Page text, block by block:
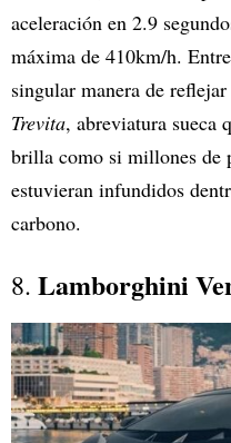
aceleración en 2.9
máxima de 410km/h.
singular manera de
Trevita, abreviatura sueca
brilla como si millones de
estuvieran infundidos
carbono.
8. Lamborghini